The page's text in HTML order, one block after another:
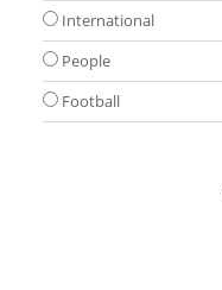
International
People
Football